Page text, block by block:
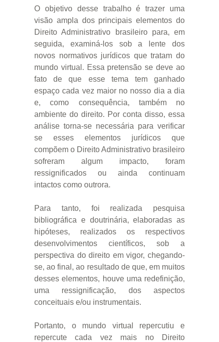
O objetivo desse trabalho é trazer uma
visão ampla dos principais elementos do
Direito Administrativo brasileiro para, em
seguida, examiná-los sob a lente dos
novos normativos jurídicos que tratam do
mundo virtual. Essa pretensão se deve ao
fato de que esse tema tem ganhado
espaço cada vez maior no nosso dia a dia
e, como consequência, também no
ambiente do direito. Por conta disso, essa
análise torna-se necessária para verificar
se esses elementos jurídicos que
compõem o Direito Administrativo brasileiro
sofreram algum impacto, foram
ressignificados ou ainda continuam
intactos como outrora.
Para tanto, foi realizada pesquisa
bibliográfica e doutrinária, elaboradas as
hipóteses, realizados os respectivos
desenvolvimentos científicos, sob a
perspectiva do direito em vigor, chegando-
se, ao final, ao resultado de que, em muitos
desses elementos, houve uma redefinição,
uma ressignificação, dos aspectos
conceituais e/ou instrumentais.
Portanto, o mundo virtual repercutiu e
repercute cada vez mais no Direito